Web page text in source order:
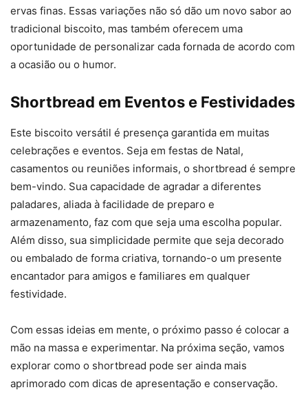
ervas finas. Essas variações não só dão um novo sabor ao
tradicional biscoito, mas também oferecem uma
oportunidade de personalizar cada fornada de acordo com
a ocasião ou o humor.
Shortbread em Eventos e Festividades
Este biscoito versátil é presença garantida em muitas
celebrações e eventos. Seja em festas de Natal,
casamentos ou reuniões informais, o shortbread é sempre
bem-vindo. Sua capacidade de agradar a diferentes
paladares, aliada à facilidade de preparo e
armazenamento, faz com que seja uma escolha popular.
Além disso, sua simplicidade permite que seja decorado
ou embalado de forma criativa, tornando-o um presente
encantador para amigos e familiares em qualquer
festividade.
Com essas ideias em mente, o próximo passo é colocar a
mão na massa e experimentar. Na próxima seção, vamos
explorar como o shortbread pode ser ainda mais
aprimorado com dicas de apresentação e conservação.